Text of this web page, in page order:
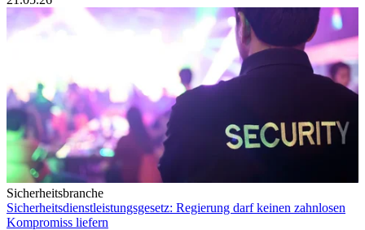
Sicherheitsbranche
Sicherheitsdienstleistungsgesetz: Regierung darf keinen zahnlosen
Kompromiss liefern